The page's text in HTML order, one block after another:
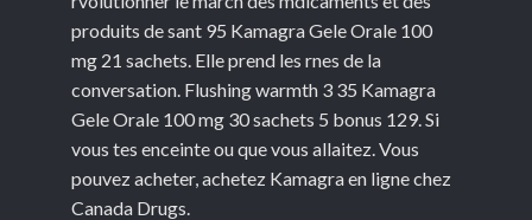
produits de sant 95 Kamagra Gele Orale 100
mg 21 sachets. Elle prend les rnes de la
conversation. Flushing warmth 3 35 Kamagra
Gele Orale 100 mg 30 sachets 5 bonus 129. Si
vous tes enceinte ou que vous allaitez. Vous
pouvez acheter, achetez Kamagra en ligne chez
Canada Drugs.